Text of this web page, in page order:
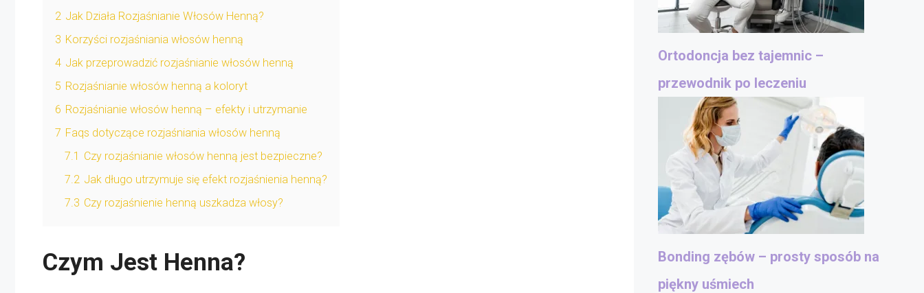
2 Jak Działa Rozjaśnianie Włosów Henną?
3 Korzyści rozjaśniania włosów henną
4 Jak przeprowadzić rozjaśnianie włosów henną
5 Rozjaśnianie włosów henną a koloryt
6 Rozjaśnianie włosów henną – efekty i utrzymanie
7 Faqs dotyczące rozjaśniania włosów henną
7.1 Czy rozjaśnianie włosów henną jest bezpieczne?
7.2 Jak długo utrzymuje się efekt rozjaśnienia henną?
7.3 Czy rozjaśnienie henną uszkadza włosy?
Czym Jest Henna?
Ortodoncja bez tajemnic –
przewodnik po leczeniu
Bonding zębów – prosty sposób na
piękny uśmiech